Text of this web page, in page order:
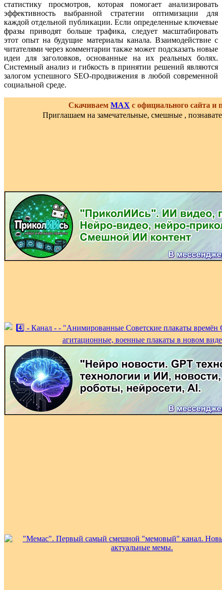
статистику просмотров, которая помогает анализировать
эффективность выбранной стратегии оптимизации для
каждой отдельной публикации. Если определенные ключевые
фразы приводят больше трафика, следует масштабировать
этот опыт на будущие материалы канала. Взаимодействие с
читателями через комментарии также может подсказать новые
идеи для заголовков, основанные на их реальных болях.
Системный анализ и гибкость в принятии решений являются
залогом успешного SEO-продвижения в любой современной
социальной среде.
Скачиваем MAX с официального сайта
Приглашаем на замечательные, смешные ,